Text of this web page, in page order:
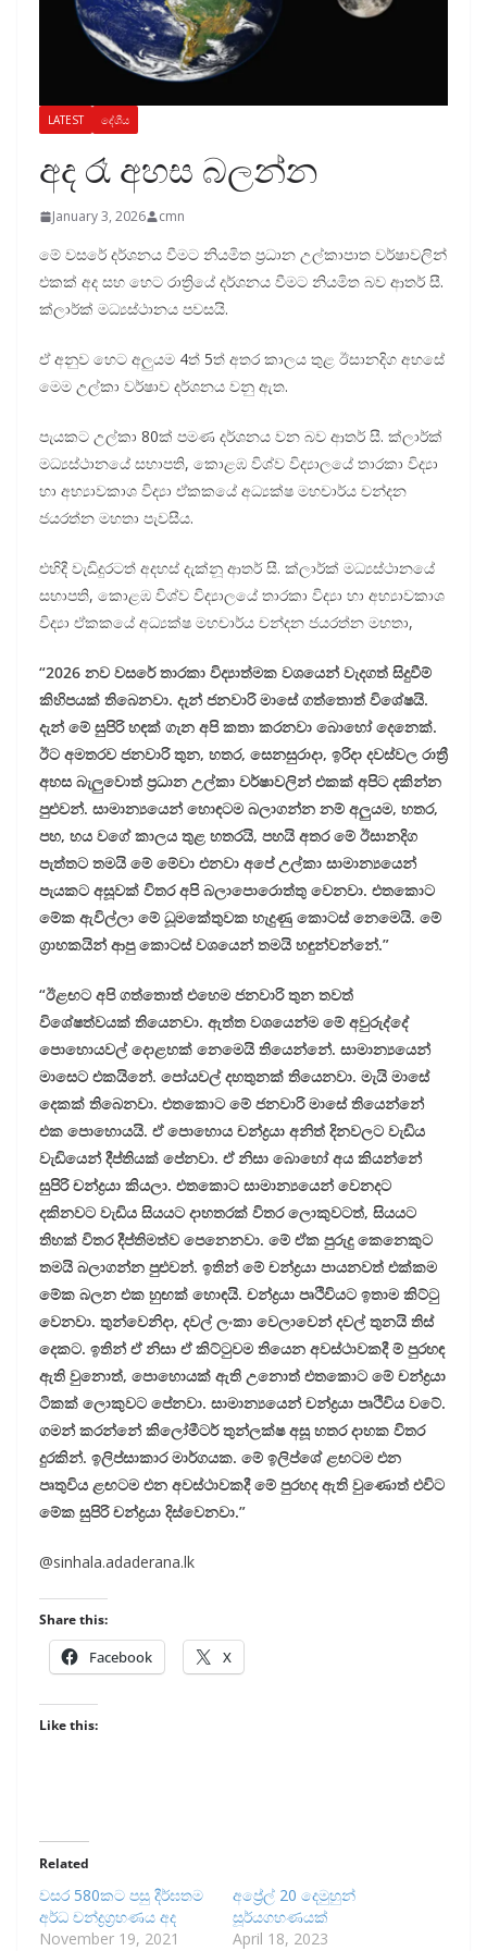
LATEST දේශීය
අද රෑ අහස බලන්න
January 3, 2026 cmn
මේ වසරේ දර්ශනය වීමට නියමිත ප්‍රධාන උල්කාපාත වර්ෂාවලින්
එකක් අද සහ හෙට රාත්‍රියේ දර්ශනය වීමට නියමිත බව ආතර් සී.
ක්ලාර්ක් මධ්‍යස්ථානය පවසයි.
ඒ අනුව හෙට අලුයම 4ත් 5ත් අතර කාලය තුළ ඊසානදිග අහසේ
මෙම උල්කා වර්ෂාව දර්ශනය වනු ඇත.
පැයකට උල්කා 80ක් පමණ දර්ශනය වන බව ආතර් සී. ක්ලාර්ක්
මධ්‍යස්ථානයේ සභාපති, කොළඹ විශ්ව විද්‍යාලයේ තාරකා විද්‍යා
හා අභ්‍යාවකාශ විද්‍යා ඒකකයේ අධ්‍යක්ෂ මහචාර්ය චන්දන
ජයරත්න මහතා පැවසීය.
එහිදී වැඩිදුරටත් අදහස් දැක්නූ ආතර් සී. ක්ලාර්ක් මධ්‍යස්ථානයේ
සභාපති, කොළඹ විශ්ව විද්‍යාලයේ තාරකා විද්‍යා හා අභ්‍යාවකාශ
විද්‍යා ඒකකයේ අධ්‍යක්ෂ මහචාර්ය චන්දන ජයරත්න මහතා,
“2026 නව වසරේ තාරකා විද්‍යාත්මක වශයෙන් වැදගත් සිදුවීම්
කිහිපයක් තිබෙනවා. දැන් ජනවාරි මාසේ ගත්තොත් විශේෂයි.
දැන් මේ සුපිරි හඳක් ගැන අපි කතා කරනවා බොහෝ දෙනෙක්.
ඊට අමතරව ජනවාරි තුන, හතර, සෙනසුරාදා, ඉරිදා දවස්වල රාත්‍රී
අහස බැලුවොත් ප්‍රධාන උල්කා වර්ෂාවලින් එකක් අපිට දකින්න
පුළුවන්. සාමාන්‍යයෙන් හොඳටම බලාගන්න නම් අලුයම, හතර,
පහ, හය වගේ කාලය තුළ හතරයි, පහයි අතර මේ ඊසානදිග
පැත්තට තමයි මේ මේවා එනවා අපේ උල්කා සාමාන්‍යයෙන්
පැයකට අසූවක් විතර අපි බලාපොරොත්තු වෙනවා. එතකොට
මේක ඇවිල්ලා මේ ධූමකේතුවක හැදුණු කොටස් නෙමෙයි. මේ
ග්‍රාහකයින් ආපු කොටස් වශයෙන් තමයි හඳුන්වන්නේ.”
“ඊළඟට අපි ගත්තොත් එහෙම ජනවාරි තුන තවත්
විශේෂත්වයක් තියෙනවා. ඇත්ත වශයෙන්ම මේ අවුරුද්දේ
පොහොයවල් දොළහක් නෙමෙයි තියෙන්නේ. සාමාන්‍යයෙන්
මාසෙට එකයිනේ. පෝයවල් දහතුනක් තියෙනවා. මැයි මාසේ
දෙකක් තිබෙනවා. එතකොට මේ ජනවාරි මාසේ තියෙන්නේ
එක පොහොයයි. ඒ පොහොය චන්ද්‍රයා අනිත් දිනවලට වැඩිය
වැඩියෙන් දීප්තියක් පේනවා. ඒ නිසා බොහෝ අය කියන්නේ
සුපිරි චන්ද්‍රයා කියලා. එතකොට සාමාන්‍යයෙන් වෙනදට
දකිනවට වැඩිය සියයට දාහතරක් විතර ලොකුවටත්, සියයට
තිහක් විතර දීප්තිමත්ව පෙනෙනවා. මේ ඒක පුරුදු කෙනෙකුට
තමයි බලාගන්න පුළුවන්. ඉතින් මේ චන්ද්‍රයා පායනවත් එක්කම
මේක බලන එක හුඟක් හොඳයි. චන්ද්‍රයා පෘථිවියට ඉතාම කිට්ටු
වෙනවා. තුන්වෙනිදා, දවල් ලංකා වෙලාවෙන් දවල් තුනයි තිස්
දෙකට. ඉතින් ඒ නිසා ඒ කිට්ටුවම තියෙන අවස්ථාවකදී ම් පුරහඳ
ඇති වුනොත්, පොහොයක් ඇති උනොත් එතකොට මේ චන්ද්‍රයා
ටිකක් ලොකුවට පේනවා. සාමාන්‍යයෙන් චන්ද්‍රයා පෘථිවිය වටේ.
ගමන් කරන්නේ කිලෝමීටර් තුන්ලක්ෂ අසූ හතර දාහක විතර
දුරකින්. ඉලිප්සාකාර මාර්ගයක. මේ ඉලිප්ශේ ළඟටම එන
පෘතුවිය ළඟටම එන අවස්ථාවකදී මේ පුරහද ඇති වුණොත් එවිට
මේක සුපිරි චන්ද්‍රයා දිස්වෙනවා.”
@sinhala.adaderana.lk
Share this:
Facebook X
Like this:
Related
වසර 580කට පසු දීර්ඝතම
අර්ධ චන්ද්‍රග්‍රහණය අද
November 19, 2021
අප්‍රේල් 20 දෙමුහුන්
සූර්යගහණයක්
April 18, 2023